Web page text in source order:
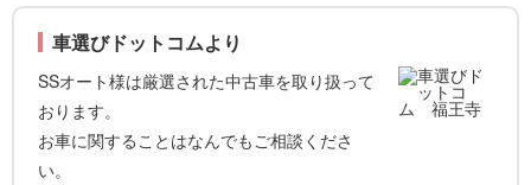
車選びドットコムより
SSオート様は厳選された中古車を取り扱って
おります。
お車に関することはなんでもご相談くださ
い。